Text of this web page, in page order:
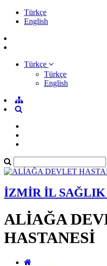
Türkçe
English
Türkçe
Türkçe
English
İZMİR İL SAĞLIK
ALİAĞA
HASTANESİ